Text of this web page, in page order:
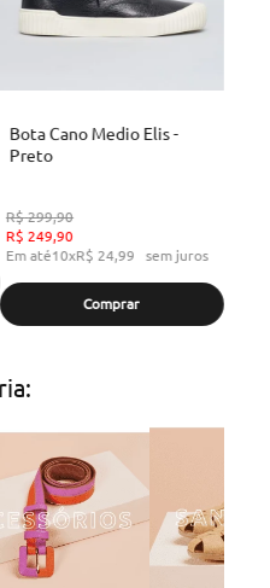
Bota Cano Medio Elis -
Preto
R$299,90
R$ 249,90
Em até10xR$ 24,99 sem juros
Comprar